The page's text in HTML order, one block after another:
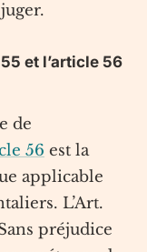
et l’article 56
de
56 est la
applicable
L’Art.
préjudice